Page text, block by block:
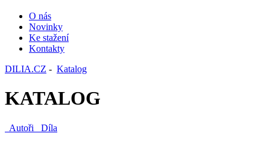
O nás
Novinky
Ke stažení
Kontakty
DILIA.CZ - Katalog
KATALOG
Autoři
Díla